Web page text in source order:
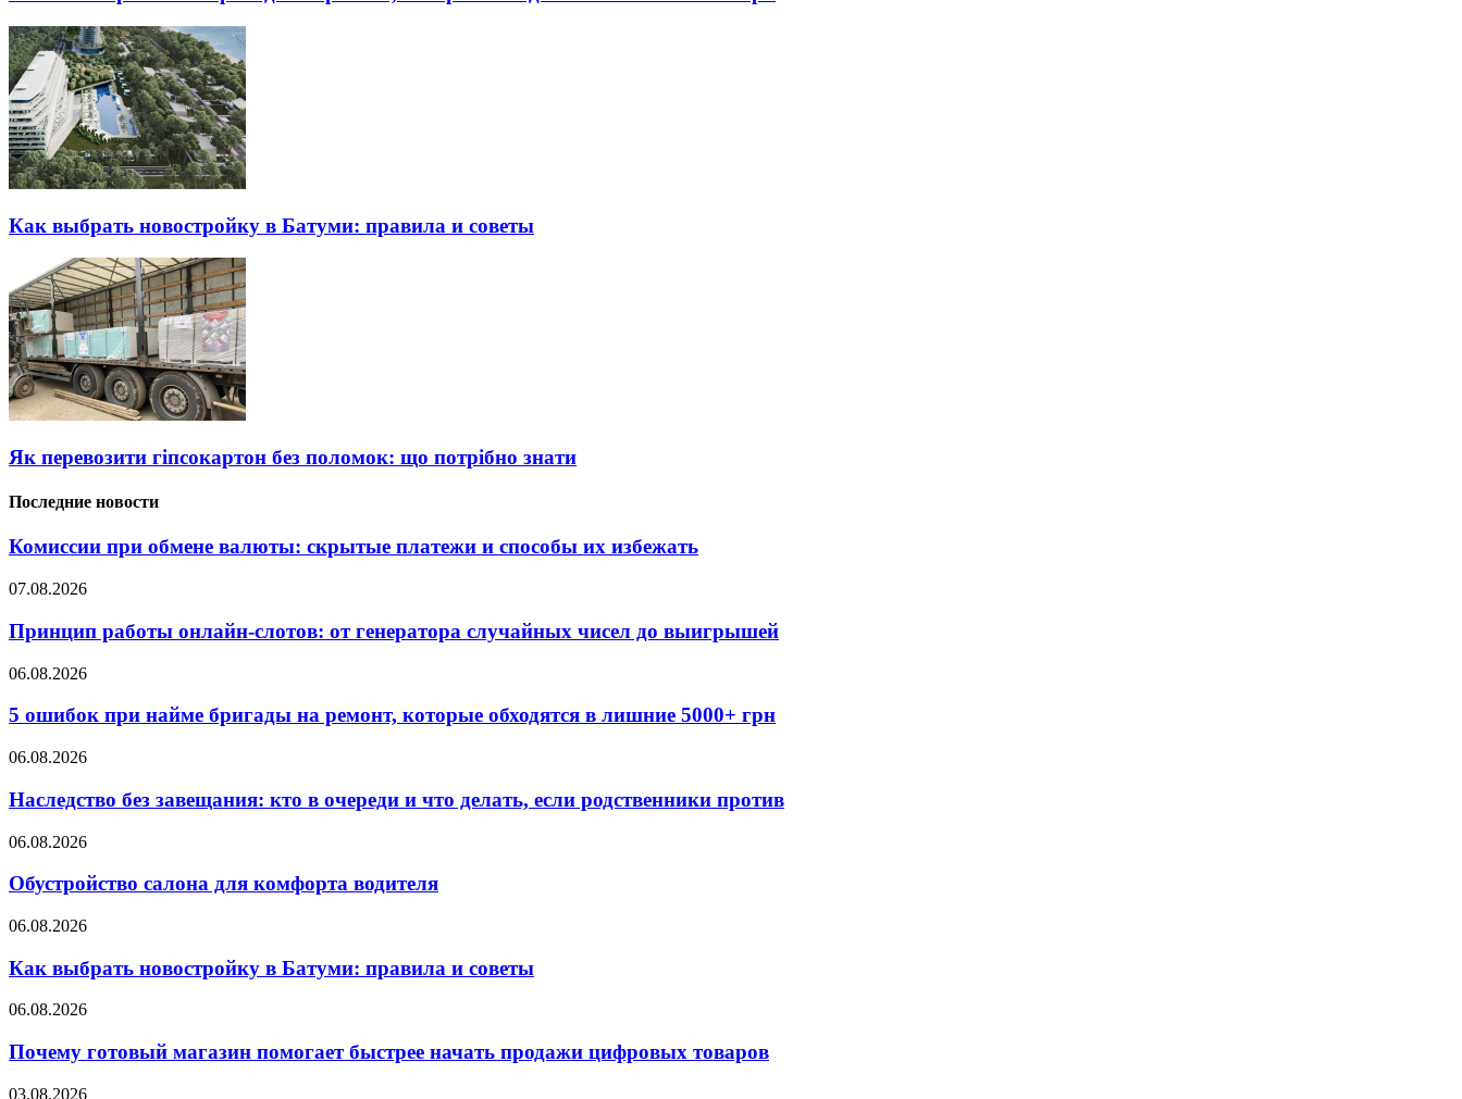
Как выбрать новостройку в Батуми: правила и советы
Як перевозити гіпсокартон без поломок: що потрібно знати
Последние новости
Комиссии при обмене валюты: скрытые платежи и способы их избежать
07.08.2026
Принцип работы онлайн-слотов: от генератора случайных чисел до выигрышей
06.08.2026
5 ошибок при найме бригады на ремонт, которые обходятся в лишние 5000+ грн
06.08.2026
Наследство без завещания: кто в очереди и что делать, если родственники против
06.08.2026
Обустройство салона для комфорта водителя
06.08.2026
Как выбрать новостройку в Батуми: правила и советы
06.08.2026
Почему готовый магазин помогает быстрее начать продажи цифровых товаров
03.08.2026